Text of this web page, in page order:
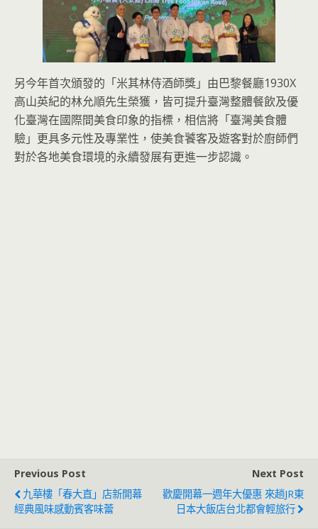
另今年首次頒發的「米其林侍酒師獎」由巴黎餐廳1930X
高山英紀的林允順先生榮獲，皆可提升臺灣整體餐飲及優
化臺灣在國際間美食印象的指標，相信將「臺灣美食體
驗」更具多元性及專業性，使美食饕客及遊客對於廚師們
對於各地美食環境的永續發展有更進一步認識。
Previous Post
九華樓「春大直」店新開幕
經典風味感動賓客味蕾
Next Post
歡慶開幕一週年大優惠 來趟JR東
日本大飯店台北都會輕旅行